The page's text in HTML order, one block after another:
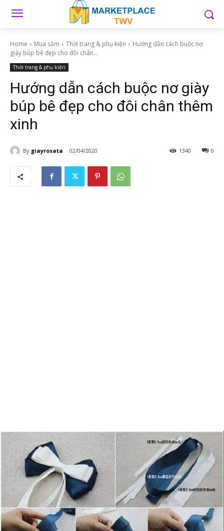
Home Mua sắm Thời trang & phụ kiện
Hướng dẫn cách buộc nơ
giày búp bê đẹp cho đôi chân...
Thời trang & phụ kiện
Hướng dẫn cách buộc nơ giày
búp bê đẹp cho đôi chân thêm
xinh
By giayrosata 02/04/2020 0
1340